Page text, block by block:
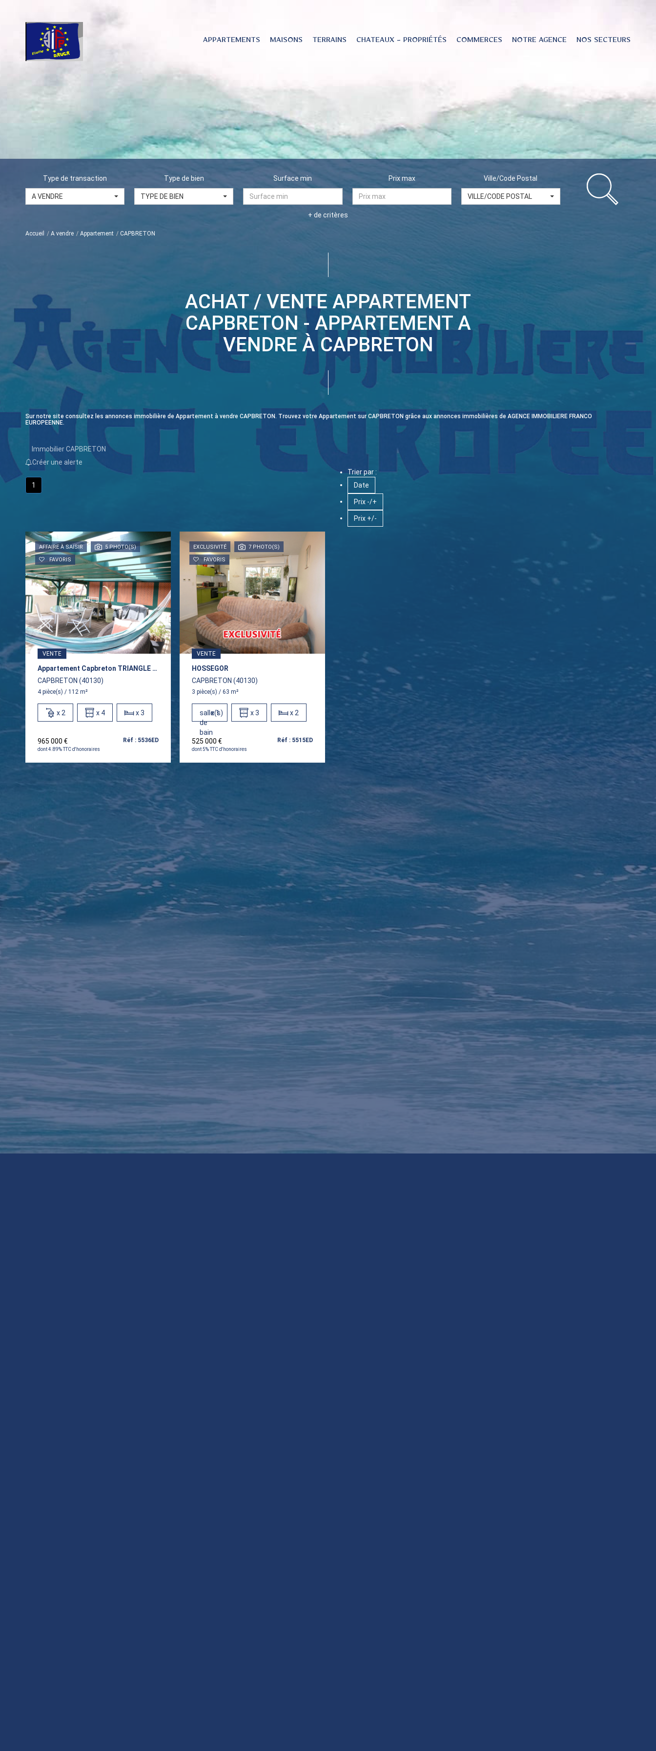
APPARTEMENTS MAISONS TERRAINS CHATEAUX - PROPRIÉTÉS COMMERCES NOTRE AGENCE NOS SECTEURS
Type de transaction
A VENDRE
Type de bien
TYPE DE BIEN
Surface min Prix max Ville/Code Postal
VILLE/CODE POSTAL
+ de critères
Accueil A vendre Appartement CAPBRETON
ACHAT / VENTE APPARTEMENT
CAPBRETON - APPARTEMENT A
VENDRE À CAPBRETON
Sur notre site consultez les annonces immobilière de Appartement à vendre CAPBRETON. Trouvez votre Appartement sur CAPBRETON grâce aux annonces immobilières de AGENCE IMMOBILIERE FRANCO
EUROPEENNE.
Immobilier CAPBRETON
Créer une alerte
1
Trier par :
Date
Prix -/+
Prix +/-
AFFAIRE À SAISIR 5 PHOTO(S)
FAVORIS
VENTE
Appartement Capbreton TRIANGLE D'OR - 4 Pièce(s) 112 M2
CAPBRETON (40130)
4 pièce(s) / 112 m²
x 2 x 4 x 3
965 000 €
dont 4.89% TTC d'honoraires
Réf : 5536ED
EXCLUSIVITÉ 7 PHOTO(S)
FAVORIS
VENTE
HOSSEGOR
CAPBRETON (40130)
3 pièce(s) / 63 m²
salle(s)
de
bain
x 1 x 3 x 2
525 000 €
dont 5% TTC d'honoraires
Réf : 5515ED